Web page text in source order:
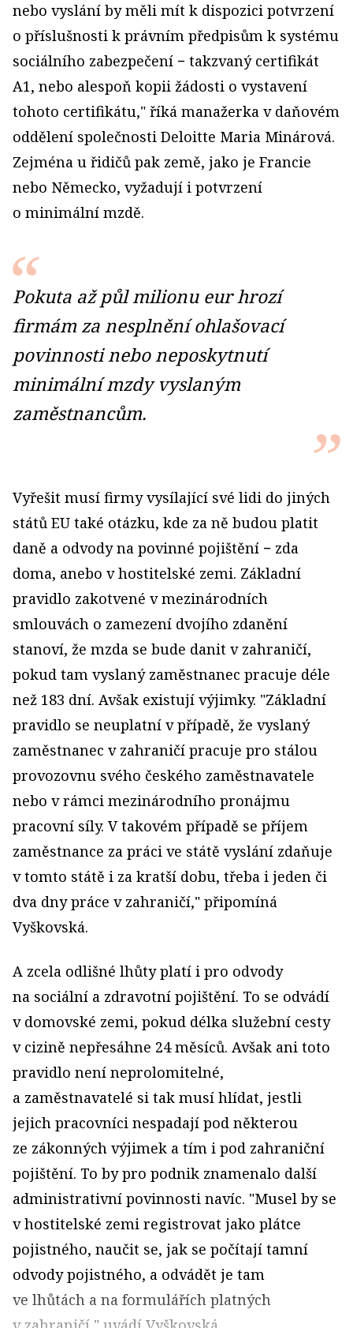
nebo vyslání by měli mít k dispozici potvrzení
o příslušnosti k právním předpisům k systému
sociálního zabezpečení − takzvaný certifikát
A1, nebo alespoň kopii žádosti o vystavení
tohoto certifikátu," říká manažerka v daňovém
oddělení společnosti Deloitte Maria Minárová.
Zejména u řidičů pak země, jako je Francie
nebo Německo, vyžadují i potvrzení
o minimální mzdě.
Pokuta až půl milionu eur hrozí
firmám za nesplnění ohlašovací
povinnosti nebo neposkytnutí
minimální mzdy vyslaným
zaměstnancům.
Vyřešit musí firmy vysílající své lidi do jiných
států EU také otázku, kde za ně budou platit
daně a odvody na povinné pojištění − zda
doma, anebo v hostitelské zemi. Základní
pravidlo zakotvené v mezinárodních
smlouvách o zamezení dvojího zdanění
stanoví, že mzda se bude danit v zahraničí,
pokud tam vyslaný zaměstnanec pracuje déle
než 183 dní. Avšak existují výjimky. "Základní
pravidlo se neuplatní v případě, že vyslaný
zaměstnanec v zahraničí pracuje pro stálou
provozovnu svého českého zaměstnavatele
nebo v rámci mezinárodního pronájmu
pracovní síly. V takovém případě se příjem
zaměstnance za práci ve státě vyslání zdaňuje
v tomto státě i za kratší dobu, třeba i jeden či
dva dny práce v zahraničí," připomíná
Vyškovská.
A zcela odlišné lhůty platí i pro odvody
na sociál­ní a zdravotní pojištění. To se odvádí
v domovské ze­mi, pokud délka služební cesty
v cizině nepřesáhne 24 měsíců. Avšak ani toto
pravidlo není neprolomitelné,
a zaměstnavatelé si tak musí hlídat, jestli
jejich pracovníci nespadají pod některou
ze zákonných výjimek a tím i pod zahraniční
pojištění. To by pro podnik znamenalo další
administrativní povinnosti navíc. "Musel by se
v hostitelské zemi registrovat jako plátce
pojistného, naučit se, jak se počítají tamní
odvody pojistného, a odvádět je tam
ve lhůtách a na formulářích platných